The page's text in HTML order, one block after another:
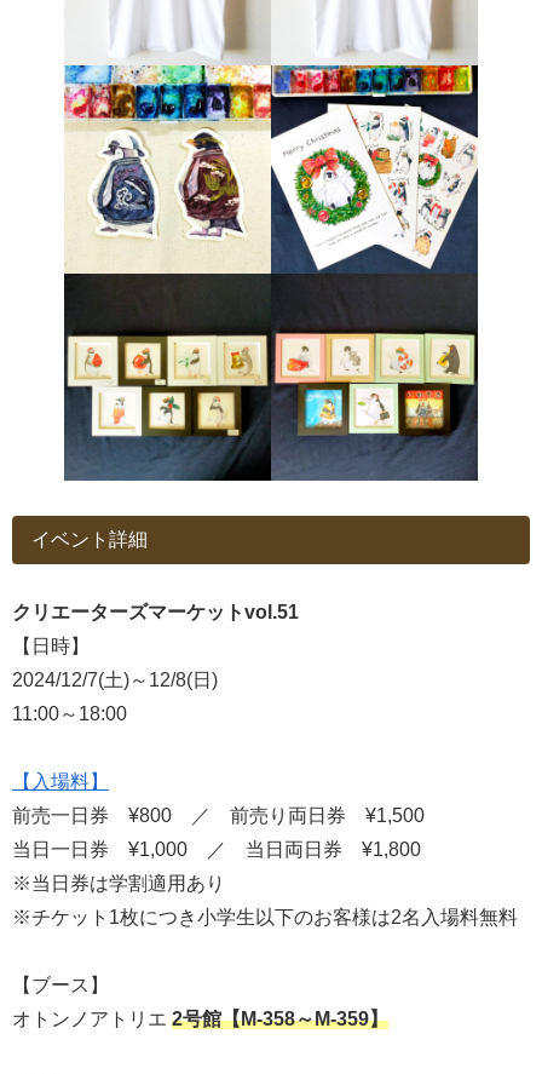
イベント詳細
クリエーターズマーケットvol.51
【日時】
2024/12/7(土)～12/8(日)
11:00～18:00
【入場料】
前売一日券 ¥800 ／ 前売り両日券 ¥1,500
当日一日券 ¥1,000 ／ 当日両日券 ¥1,800
※当日券は学割適用あり
※チケット1枚につき小学生以下のお客様は2名入場料無料
【ブース】
オトンノアトリエ 2号館【M-358～M-359】